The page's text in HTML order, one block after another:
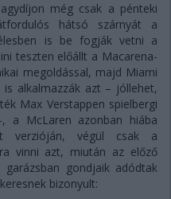
még csak a pénteki
hátsó szárnyát a
is be fogják vetni a
teszten előállt a Macarena-
megoldással, majd Miami
alkalmazzák azt – jóllehet,
Max Verstappen spielbergi
a McLaren azonban hiába
verzióján, végül csak a
vinni azt, miután az előző
gondjaik adódtak
bizonyult: